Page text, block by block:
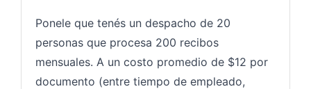
Ponele que tenés un despacho de 20
personas que procesa 200 recibos
mensuales. A un costo promedio de $12 por
documento (entre tiempo de empleado,